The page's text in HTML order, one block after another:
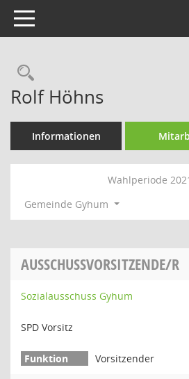
Toggle navigation
Rechercheauswahl
Rolf Höhns
Informationen
Wahlperiode
Gemeinde Gyhum
AUSSCHUSSVORSITZENDE/R
Sozialausschuss Gyhum
SPD Vorsitz
Vorsitzender